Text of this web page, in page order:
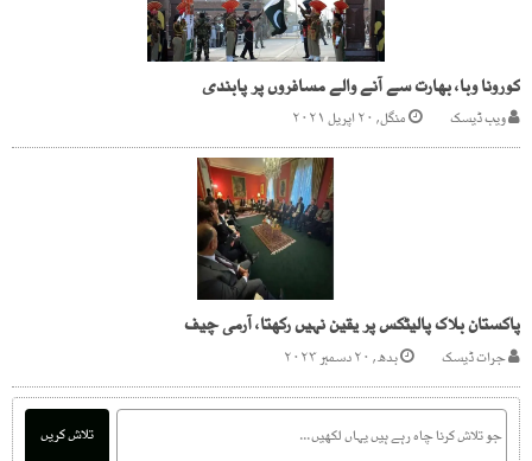
کورونا وبا، بھارت سے آنے والے مسافروں پر پابندی
ویب ڈیسک منگل, ۲۰ اپریل ۲۰۲۱
پاکستان بلاک پالیٹکس پر یقین نہیں رکھتا، آرمی چیف
جرات ڈیسک بدھ, ۲۰ دسمبر ۲۰۲۳
تلاش کریں